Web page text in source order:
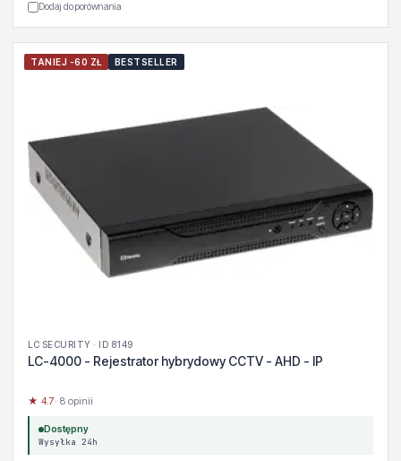
Dodaj do porównania
TANIEJ -60 ZŁ BESTSELLER
LC SECURITY · ID 8149
LC-4000 - Rejestrator hybrydowy CCTV - AHD - IP
★ 4.7· 8 opinii
Dostępny
Wysyłka 24h